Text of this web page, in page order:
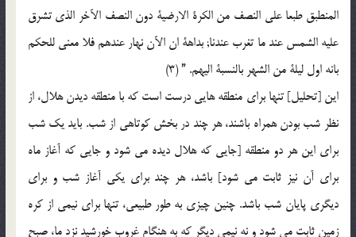
المنطبق طبعا علي النصف من الكرة الارضية دون النصف الآخر الذي تشرق
عليه الشمس عند ما تغرب عندنا; بداهة ان الآن نهار عندهم فلا معني للحكم
بانه اول ليلة من الشهر بالنسبة اليهم. ” (3)
اين [تحليل] تنها براي منطقه هايي درست است كه با منطقه ديدن هلال، از
نظر شب بودن همراه باشند، هر چند در بخش كوتاهي از شب. بايد يك شب
براي اين هر دو منطقه [جايي كه هلال ديده مي شود و جايي كه آغاز ماه
براي آن نيز ثابت مي شود] باشد، هر چند براي يكي آغاز شب و براي
ديگري پايان شب باشد. چنين چيزي به طور طبيعي، تنها براي نيمي از كره
زمين ثابت مي شود و نه نيمي ديگر كه به هنگام غروب خورشيد نزد ما، صبح